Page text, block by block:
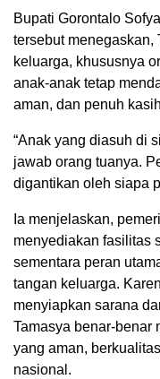
Bupati Gorontalo
tersebut menegaskan,
keluarga, khususnya
anak-anak tetap
aman, dan penuh
“Anak yang diasuh di
jawab orang tuanya.
digantikan oleh siapa
Ia menjelaskan,
menyediakan fasilitas
sementara peran
tangan keluarga.
menyiapkan sarana
Tamasya benar-benar
yang aman,
nasional.